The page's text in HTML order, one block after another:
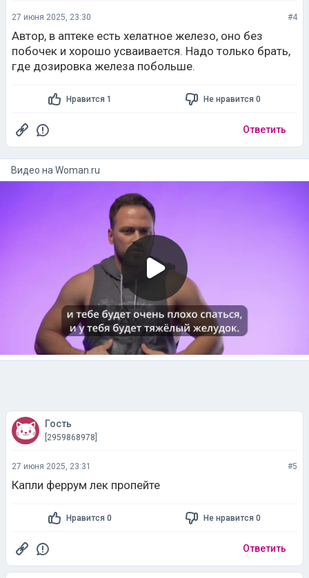
27 июня 2025, 23:30 #4
Автор, в аптеке есть хелатное железо, оно без
побочек и хорошо усваивается. Надо только брать,
где дозировка железа побольше.
Нравится 1 Не нравится 0
Ответить
Видео на woman.ru
Гость
[2959868978]
27 июня 2025, 23:31 #5
Капли феррум лек пропейте
Нравится 0 Не нравится 0
Ответить